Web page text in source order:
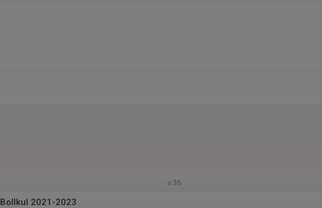
v.36
Bollkul 2021-2023